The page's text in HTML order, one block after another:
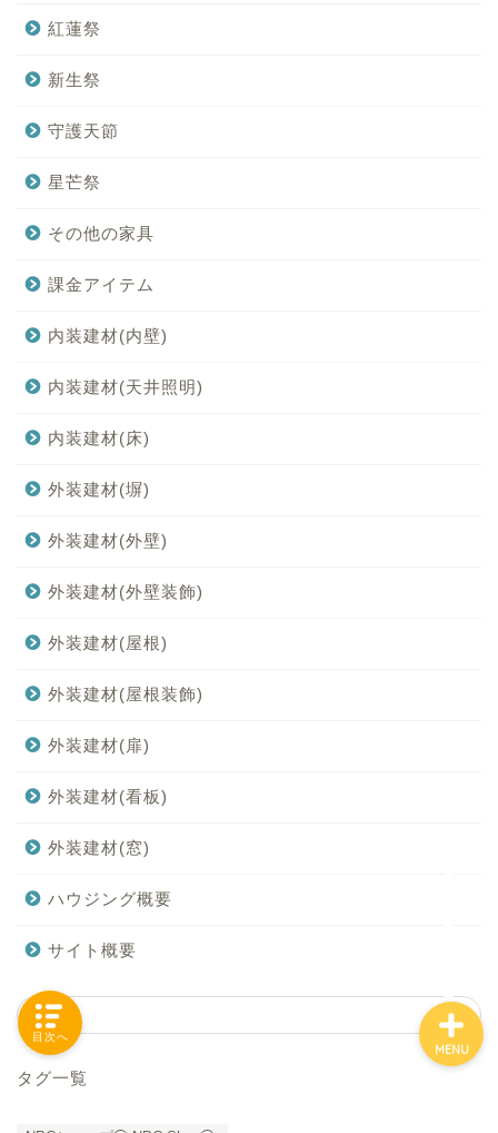
紅蓮祭
新生祭
守護天節
星芒祭
その他の家具
課金アイテム
内装建材(内壁)
内装建材(天井照明)
内装建材(床)
外装建材(塀)
外装建材(外壁)
外装建材(外壁装飾)
外装建材(屋根)
外装建材(屋根装飾)
外装建材(扉)
外装建材(看板)
外装建材(窓)
ハウジング概要
サイト概要
タグ一覧
MENU
目次へ